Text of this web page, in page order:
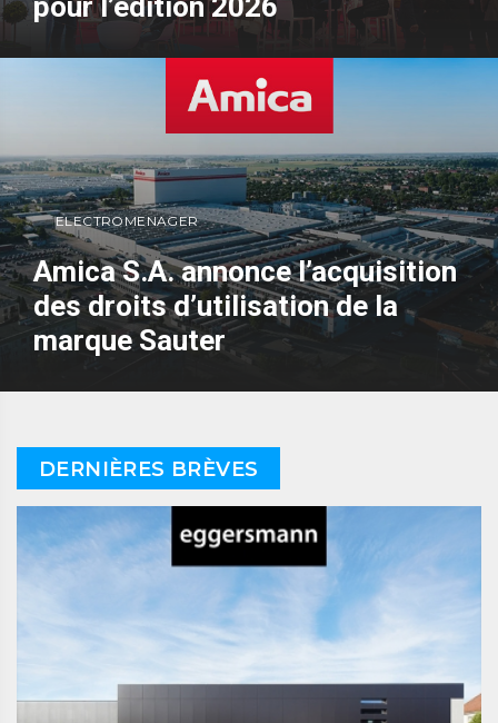
pour l’édition 2026
ELECTROMENAGER
Amica S.A. annonce l’acquisition
des droits d’utilisation de la
marque Sauter
DERNIÈRES BRÈVES